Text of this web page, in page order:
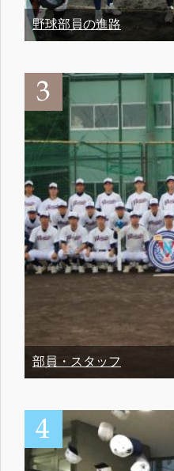
野球部員の進路
部員・スタッフ